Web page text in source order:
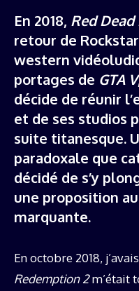
En 2018, Red
retour de
western
portages de GTA V
décide de réunir
et de ses studios
suite titanesque.
paradoxale que
décidé de s’y
une proposition
marquante.
En octobre 2018,
Redemption 2m’était